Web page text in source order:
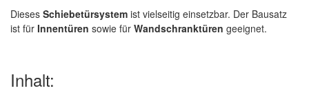
Dieses Schiebetürsystem ist vielseitig einsetzbar. Der Bausatz
ist für Innentüren sowie für Wandschranktüren geeignet.
Inhalt: